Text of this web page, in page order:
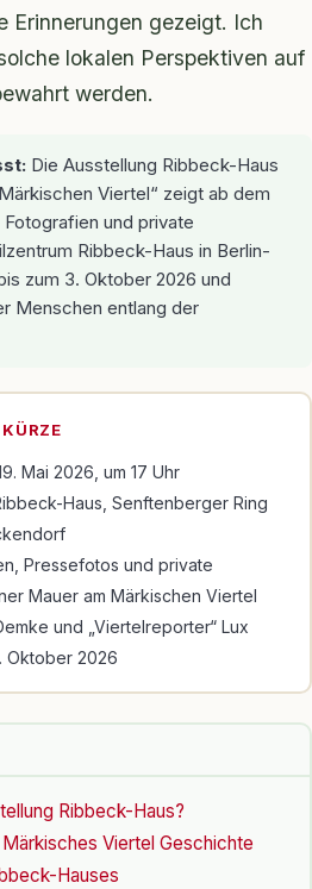
Erinnerungen gezeigt. Ich
lokalen Perspektiven auf
werden.
Die Ausstellung Ribbeck-Haus
Viertel“ zeigt ab dem
und private
Ribbeck-Haus in Berlin-
zum 3. Oktober 2026 und
Menschen entlang der
Mai 2026, um 17 Uhr
Haus, Senftenberger Ring
Pressefotos und private
Mauer am Märkischen Viertel
und „Viertelreporter“ Lux
Oktober 2026
Ribbeck-Haus?
Viertel Geschichte
Hauses